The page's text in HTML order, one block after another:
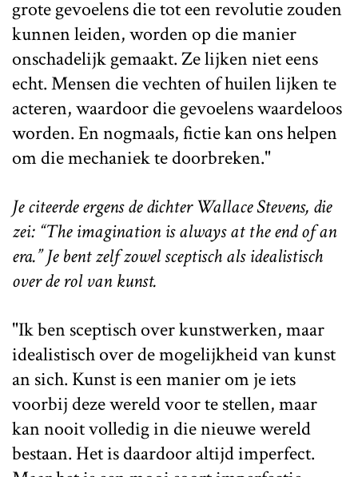
grote gevoelens die tot een revolutie zouden
kunnen leiden, worden op die manier
onschadelijk gemaakt. Ze lijken niet eens
echt. Mensen die vechten of huilen lijken te
acteren, waardoor die gevoelens waardeloos
worden. En nogmaals, fictie kan ons helpen
om die mechaniek te doorbreken."
Je citeerde ergens de dichter Wallace Stevens, die
zei: “The imagination is always at the end of an
era.” Je bent zelf zowel sceptisch als idealistisch
over de rol van kunst.
"Ik ben sceptisch over kunstwerken, maar
idealistisch over de mogelijkheid van kunst
an sich. Kunst is een manier om je iets
voorbij deze wereld voor te stellen, maar
kan nooit volledig in die nieuwe wereld
bestaan. Het is daardoor altijd imperfect.